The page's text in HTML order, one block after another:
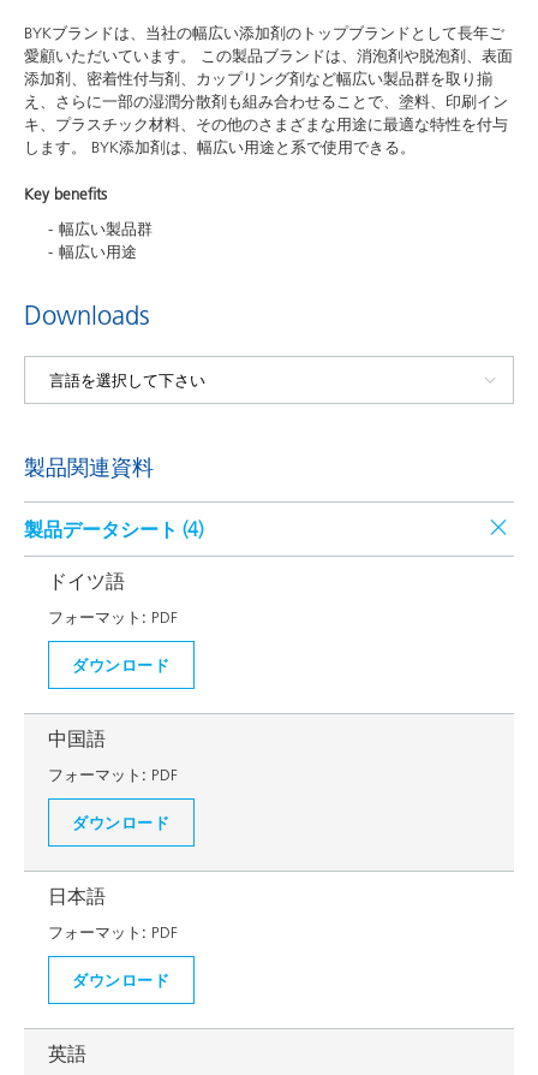
BYKブランドは、当社の幅広い添加剤のトップブランドとして長年ご
愛顧いただいています。 この製品ブランドは、消泡剤や脱泡剤、表面
添加剤、密着性付与剤、カップリング剤など幅広い製品群を取り揃
え、さらに一部の湿潤分散剤も組み合わせることで、塗料、印刷イン
キ、プラスチック材料、その他のさまざまな用途に最適な特性を付与
します。 BYK添加剤は、幅広い用途と系で使用できる。
Key benefits
幅広い製品群
幅広い用途
Downloads
製品関連資料
製品データシート (4)
ドイツ語
フォーマット: PDF
ダウンロード
中国語
フォーマット: PDF
ダウンロード
日本語
フォーマット: PDF
ダウンロード
英語